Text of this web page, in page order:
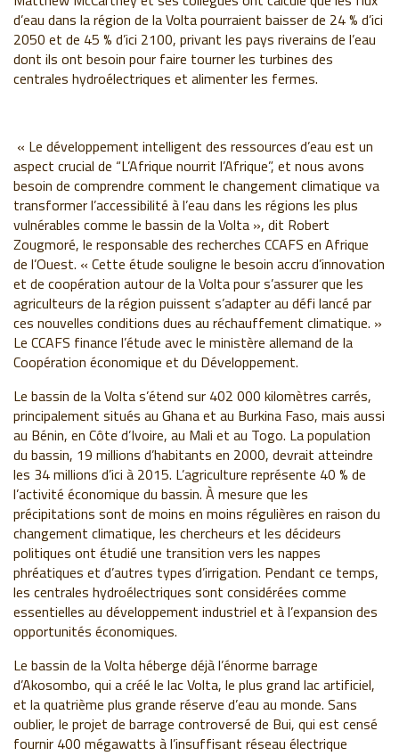
d’eau dans la région de la Volta pourraient baisser de 24 % d’ici
2050 et de 45 % d’ici 2100, privant les pays riverains de l’eau
dont ils ont besoin pour faire tourner les turbines des
centrales hydroélectriques et alimenter les fermes.
« Le développement intelligent des ressources d’eau est un
aspect crucial de “L’Afrique nourrit l’Afrique”, et nous avons
besoin de comprendre comment le changement climatique va
transformer l’accessibilité à l’eau dans les régions les plus
vulnérables comme le bassin de la Volta », dit Robert
Zougmoré, le responsable des recherches CCAFS en Afrique
de l’Ouest. « Cette étude souligne le besoin accru d’innovation
et de coopération autour de la Volta pour s’assurer que les
agriculteurs de la région puissent s’adapter au défi lancé par
ces nouvelles conditions dues au réchauffement climatique. »
Le CCAFS finance l’étude avec le ministère allemand de la
Coopération économique et du Développement.
Le bassin de la Volta s’étend sur 402 000 kilomètres carrés,
principalement situés au Ghana et au Burkina Faso, mais aussi
au Bénin, en Côte d’Ivoire, au Mali et au Togo. La population
du bassin, 19 millions d’habitants en 2000, devrait atteindre
les 34 millions d’ici à 2015. L’agriculture représente 40 % de
l’activité économique du bassin. À mesure que les
précipitations sont de moins en moins régulières en raison du
changement climatique, les chercheurs et les décideurs
politiques ont étudié une transition vers les nappes
phréatiques et d’autres types d’irrigation. Pendant ce temps,
les centrales hydroélectriques sont considérées comme
essentielles au développement industriel et à l’expansion des
opportunités économiques.
Le bassin de la Volta héberge déjà l’énorme barrage
d’Akosombo, qui a créé le lac Volta, le plus grand lac artificiel,
et la quatrième plus grande réserve d’eau au monde. Sans
oublier, le projet de barrage controversé de Bui, qui est censé
fournir 400 mégawatts à l’insuffisant réseau électrique